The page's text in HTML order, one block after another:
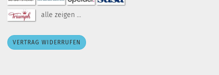
alle zeigen ...
VERTRAG WIDERRUFEN